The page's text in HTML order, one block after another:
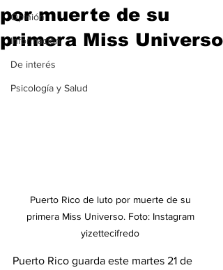
Opinión
Información
De interés
Psicología y Salud
por muerte de su
primera Miss Universo
Puerto Rico de luto por muerte de su
primera Miss Universo. Foto: Instagram
yizettecifredo
Puerto Rico guarda este martes 21 de